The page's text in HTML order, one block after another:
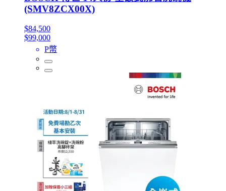
(SMV8ZCX00X)
$84,500
$99,000
P幣